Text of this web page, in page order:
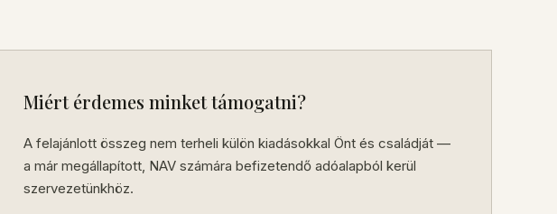
Miért érdemes minket támogatni?
A felajánlott összeg nem terheli külön kiadásokkal Önt és családját —
a már megállapított, NAV számára befizetendő adóalapból kerül
szervezetünkhöz.